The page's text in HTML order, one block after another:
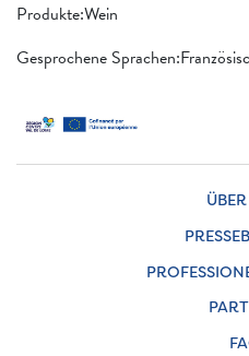
Produkte:Wein
Gesprochene